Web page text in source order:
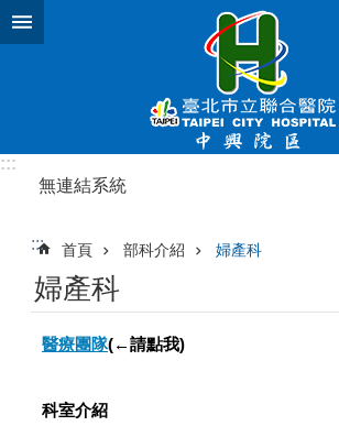
跳到主要內容區塊
:::
無連結系統
::: 首頁 部科介紹 婦產科
婦產科
醫療團隊(←請點我)
科室介紹